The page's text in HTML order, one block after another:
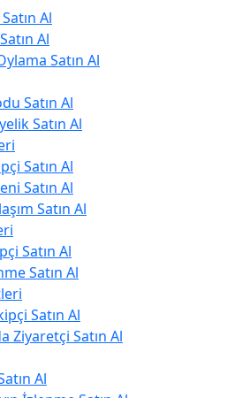
Al
Al
Satın Al
Satın Al
Satın Al
Satın Al
Satın Al
Satın Al
Satın Al
Satın Al
Satın Al
Ziyaretçi Satın Al
Al